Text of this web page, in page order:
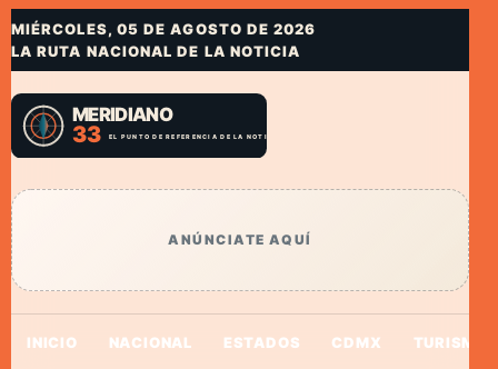
MIÉRCOLES, 05 DE AGOSTO DE 2026
LA RUTA NACIONAL DE LA NOTICIA
ANÚNCIATE AQUÍ
INICIO NACIONAL ESTADOS CDMX TURISMO